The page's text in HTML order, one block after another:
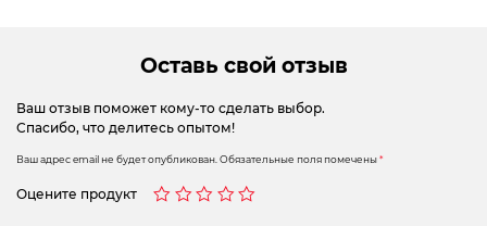
Оставь свой отзыв
Ваш отзыв поможет кому-то сделать выбор.
Спасибо, что делитесь опытом!
Ваш адрес email не будет опубликован. Обязательные поля помечены*
Оцените продукт